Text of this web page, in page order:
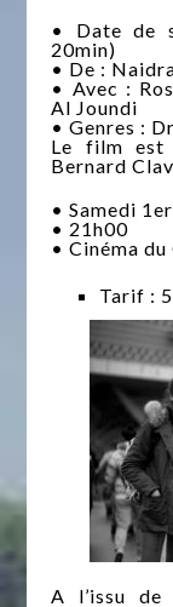
• Date de
20min)
• De :
• Avec :
Al Joundi
• Genres :
Le film est
Bernard
• Samedi
• 21h00
• Cinéma
Tarif :
A l’issu de